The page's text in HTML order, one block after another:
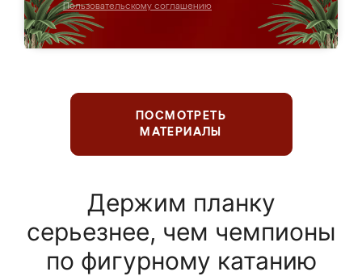
Пользовательскому соглашению
ПОСМОТРЕТЬ
МАТЕРИАЛЫ
Держим планку
серьезнее, чем чемпионы
по фигурному катанию